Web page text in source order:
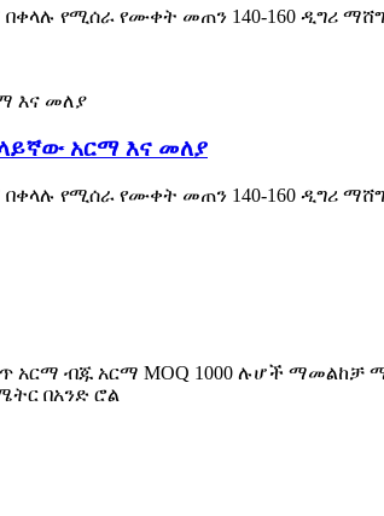
የሚሰራ የሙቀት መጠን 140-160 ዲግሪ
አርማ እና መለያ
የሚሰራ የሙቀት መጠን 140-160 ዲግሪ
ብጁ አርማ MOQ 1000 ሉሆች ማመልከቻ
በአንድ ሮል